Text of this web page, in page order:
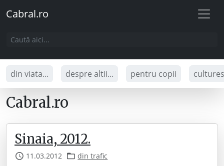
Cabral.ro
din viata... despre altii... pentru copii
Cabral.ro
Sinaia, 2012.
11.03.2012 din trafic